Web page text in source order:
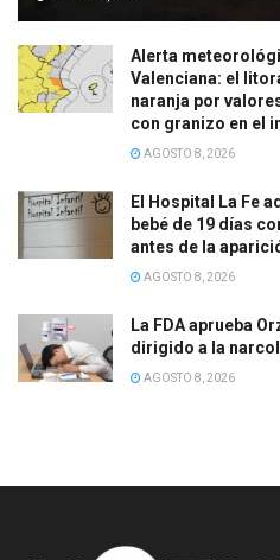
Alerta
Valenciana: el
naranja por
con granizo en el
AGOSTO 8, 2026
El Hospital La Fe
bebé de 19 días
antes de la
AGOSTO 8, 2026
La FDA aprueba
dirigido a la
AGOSTO 8, 2026